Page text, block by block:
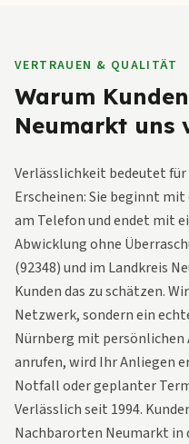
VERTRAUEN & QUALITÄT
Warum
Neumarkt uns
Verlässlichkeit bedeutet
Erscheinen: Sie beginnt
am Telefon und endet mit
Abwicklung ohne
(92348) und im Landkreis
Kunden das zu schätzen.
Netzwerk, sondern ein
Nürnberg mit persönlichen
anrufen, wird Ihr Anliegen
Notfall oder geplanter
Verlässlich seit 1994.
Nachbarorten Neumarkt in